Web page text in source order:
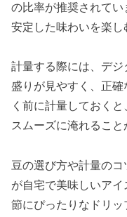
の比率が推奨されて
安定した味わいを楽し
計量する際には、デジ
盛りが見やすく、正
く前に計量しておく
スムーズに淹れること
豆の選び方や計量の
が自宅で美味しいア
節にぴったりなドリ